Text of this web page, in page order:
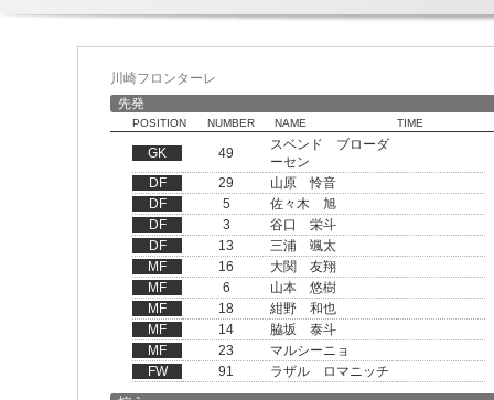
川崎フロンターレ
先発
POSITION NUMBER NAME TIME
GK 49
スベンド ブローダ
ーセン
DF
29
山原 怜音
DF
5
佐々木 旭
DF
3
谷口 栄斗
DF
13
三浦 颯太
MF
16
大関 友翔
MF
6
山本 悠樹
MF
18
紺野 和也
MF
14
脇坂 泰斗
MF
23
マルシーニョ
FW
91
ラザル ロマニッチ